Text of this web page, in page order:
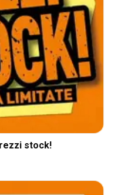
stock!